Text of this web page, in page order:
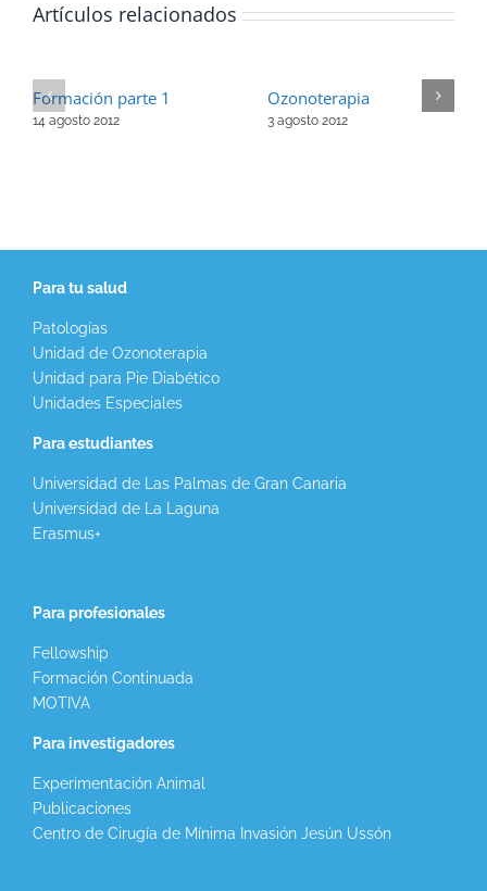
Artículos relacionados
Formación parte 1
14 agosto 2012
Ozonoterapia
3 agosto 2012
Para tu salud
Patologías
Unidad de Ozonoterapia
Unidad para Pie Diabético
Unidades Especiales
Para estudiantes
Universidad de Las Palmas de Gran Canaria
Universidad de La Laguna
Erasmus+
Para profesionales
Fellowship
Formación Continuada
MOTIVA
Para investigadores
Experimentación Animal
Publicaciones
Centro de Cirugía de Mínima Invasión Jesún Ussón